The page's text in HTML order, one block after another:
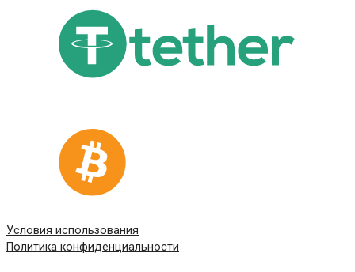
Условия использования
Политика конфиденциальности